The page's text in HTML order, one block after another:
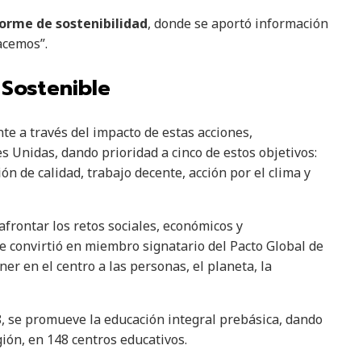
de sostenibilidad, donde se aportó información
a través del impacto de estas acciones,
Unidas, dando prioridad a cinco de estos objetivos:
de calidad, trabajo decente, acción por el clima y
los retos sociales, económicos y
en miembro signatario del Pacto Global de
en el centro a las personas, el planeta, la
se promueve la educación integral prebásica, dando
en 148 centros educativos.